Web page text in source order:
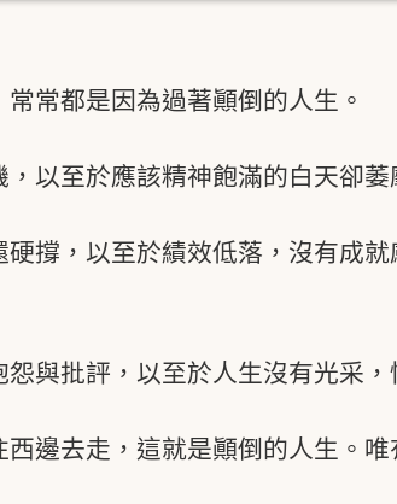
常都是因為過著顚倒的人生。
以至於應該精神飽滿的白天卻萎
撐，以至於績效低落，沒有成
與批評，以至於人生沒有光采，
邊去走，這就是顚倒的人生。